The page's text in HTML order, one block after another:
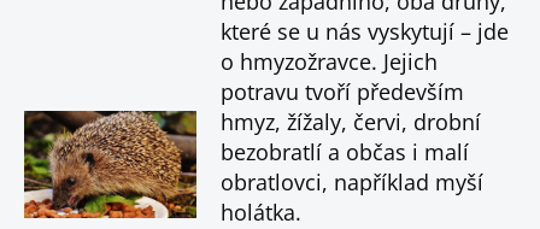
které se u nás vyskytují – jde
o hmyzožravce. Jejich
potravu tvoří především
hmyz, žížaly, červi, drobní
bezobratlí a občas i malí
obratlovci, například myší
holátka.